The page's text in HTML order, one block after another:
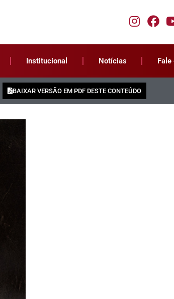
Institucional Notícias Fale
BAIXAR VERSÃO EM PDF DESTE CONTEÚDO